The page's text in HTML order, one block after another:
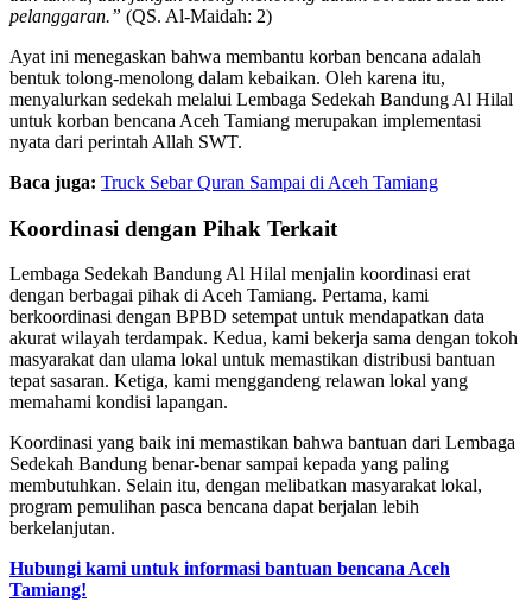
pelanggaran.” (QS. Al-Maidah: 2)
Ayat ini menegaskan bahwa membantu korban bencana adalah
bentuk tolong-menolong dalam kebaikan. Oleh karena itu,
menyalurkan sedekah melalui Lembaga Sedekah Bandung Al Hilal
untuk korban bencana Aceh Tamiang merupakan implementasi
nyata dari perintah Allah SWT.
Baca juga: Truck Sebar Quran Sampai di Aceh Tamiang
Koordinasi dengan Pihak Terkait
Lembaga Sedekah Bandung Al Hilal menjalin koordinasi erat
dengan berbagai pihak di Aceh Tamiang. Pertama, kami
berkoordinasi dengan BPBD setempat untuk mendapatkan data
akurat wilayah terdampak. Kedua, kami bekerja sama dengan tokoh
masyarakat dan ulama lokal untuk memastikan distribusi bantuan
tepat sasaran. Ketiga, kami menggandeng relawan lokal yang
memahami kondisi lapangan.
Koordinasi yang baik ini memastikan bahwa bantuan dari Lembaga
Sedekah Bandung benar-benar sampai kepada yang paling
membutuhkan. Selain itu, dengan melibatkan masyarakat lokal,
program pemulihan pasca bencana dapat berjalan lebih
berkelanjutan.
Hubungi kami untuk informasi bantuan bencana Aceh
Tamiang!